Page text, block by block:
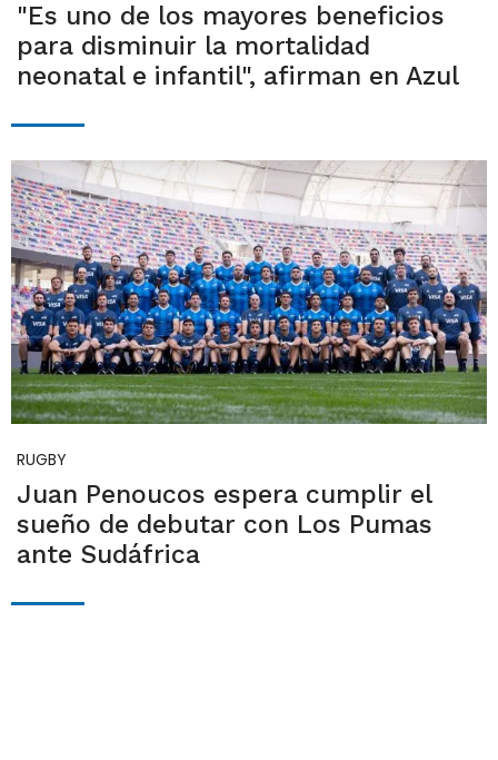
"Es uno de los mayores beneficios
para disminuir la mortalidad
neonatal e infantil", afirman en Azul
RUGBY
Juan Penoucos espera cumplir el
sueño de debutar con Los Pumas
ante Sudáfrica